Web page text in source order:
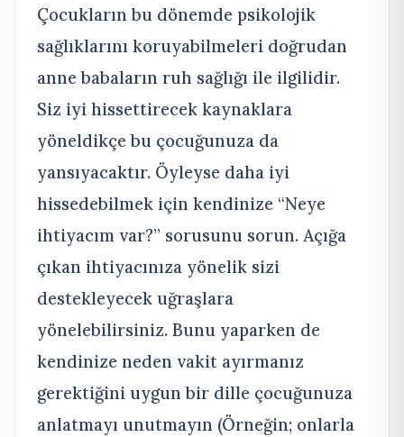
Çocukların bu dönemde psikolojik
sağlıklarını koruyabilmeleri doğrudan
anne babaların ruh sağlığı ile ilgilidir.
Siz iyi hissettirecek kaynaklara
yöneldikçe bu çocuğunuza da
yansıyacaktır. Öyleyse daha iyi
hissedebilmek için kendinize “Neye
ihtiyacım var?” sorusunu sorun. Açığa
çıkan ihtiyacınıza yönelik sizi
destekleyecek uğraşlara
yönelebilirsiniz. Bunu yaparken de
kendinize neden vakit ayırmanız
gerektiğini uygun bir dille çocuğunuza
anlatmayı unutmayın (Örneğin; onlarla